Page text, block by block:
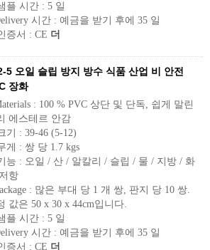
플 시간 : 5 일
시간 : 예금을 받기 후에 35 일
증서 : CE 더
5 오일 슬립 방지 방수 식품 산업 비 안전
장화
: 100 % PVC 상단 및 단독, 쉽게 말린
에스테르 안감
기 : 39-46 (5-12)
게 : 쌍 당 1.7 kgs
능 : 오일 / 산 / 알칼리 / 슬립 / 물 / 지방 / 화
항
: 많은 부대 당 1 개 쌍, 판지 당 10 쌍.
값은 50 x 30 x 44cm입니다.
플 시간 : 5 일
시간 : 예금을 받기 후에 35 일
증서 : CE 더